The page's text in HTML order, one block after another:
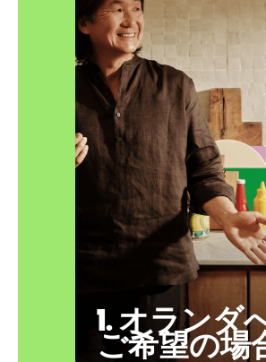
1. オランダ
ご希望の場